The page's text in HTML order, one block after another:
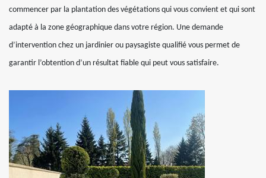
commencer par la plantation des végétations qui vous convient et qui sont
adapté à la zone géographique dans votre région. Une demande
d’intervention chez un jardinier ou paysagiste qualifié vous permet de
garantir l’obtention d’un résultat fiable qui peut vous satisfaire.